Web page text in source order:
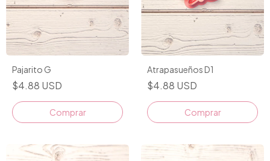
Pajarito G
$4.88 USD
Comprar
Atrapasueños D1
$4.88 USD
Comprar